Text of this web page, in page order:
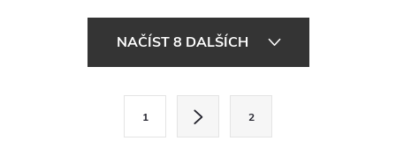
NAČÍST 8 DALŠÍCH
1 2